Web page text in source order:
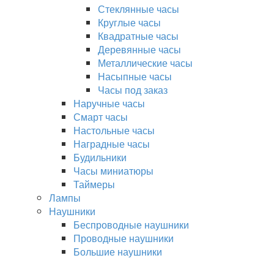
Стеклянные часы
Круглые часы
Квадратные часы
Деревянные часы
Металлические часы
Насыпные часы
Часы под заказ
Наручные часы
Смарт часы
Настольные часы
Наградные часы
Будильники
Часы миниатюры
Таймеры
Лампы
Наушники
Беспроводные наушники
Проводные наушники
Большие наушники